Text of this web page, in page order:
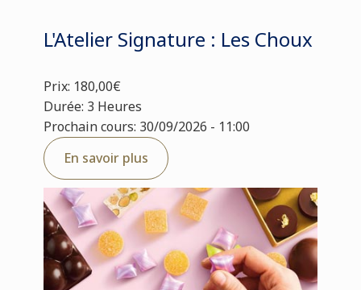
L'Atelier Signature : Les Choux
Prix: 180,00€
Durée: 3 Heures
Prochain cours: 30/09/2026 - 11:00
En savoir plus